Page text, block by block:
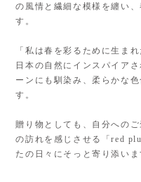
の風情と繊細な模様を纏い
す。
「私は春を彩るために生ま
日本の自然にインスパイア
ーンにも馴染み、柔らかな
す。
贈り物としても、自分への
の訪れを感じさせる「red
たの日々にそっと寄り添いま